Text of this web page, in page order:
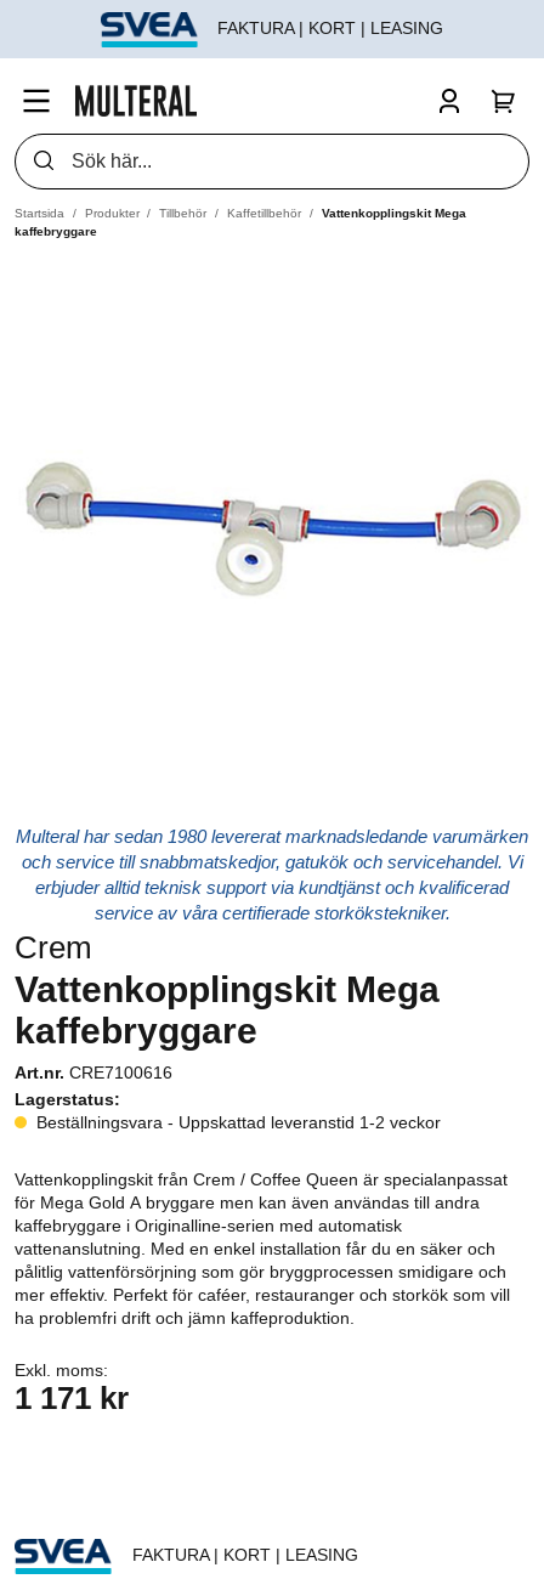
FAKTURA | KORT | LEASING
Startsida Produkter Tillbehör Kaffetillbehör
Vattenkopplingskit Mega
kaffebryggare
Multeral har sedan 1980 levererat marknadsledande varumärken
och service till snabbmatskedjor, gatukök och servicehandel. Vi
erbjuder alltid teknisk support via kundtjänst och kvalificerad
service av våra certifierade storkökstekniker.
Crem
Vattenkopplingskit Mega
kaffebryggare
Art.nr. CRE7100616
Lagerstatus:
Beställningsvara - Uppskattad leveranstid 1-2 veckor
Vattenkopplingskit från Crem / Coffee Queen är specialanpassat
för Mega Gold A bryggare men kan även användas till andra
kaffebryggare i Originalline-serien med automatisk
vattenanslutning. Med en enkel installation får du en säker och
pålitlig vattenförsörjning som gör bryggprocessen smidigare och
mer effektiv. Perfekt för caféer, restauranger och storkök som vill
ha problemfri drift och jämn kaffeproduktion.
Exkl. moms:
1 171 kr
FAKTURA | KORT | LEASING